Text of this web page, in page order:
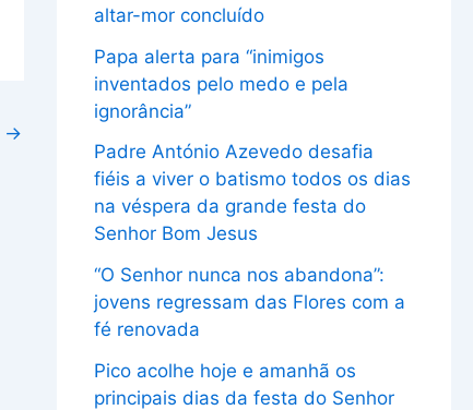
→
altar-mor concluído
Papa alerta para “inimigos
inventados pelo medo e pela
ignorância”
Padre António Azevedo desafia
fiéis a viver o batismo todos os dias
na véspera da grande festa do
Senhor Bom Jesus
“O Senhor nunca nos abandona”:
jovens regressam das Flores com a
fé renovada
Pico acolhe hoje e amanhã os
principais dias da festa do Senhor